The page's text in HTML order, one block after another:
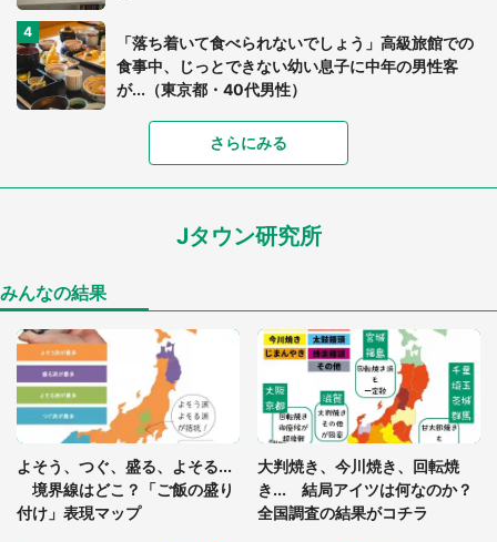
「落ち着いて食べられないでしょう」高級旅館での
食事中、じっとできない幼い息子に中年の男性客
が...（東京都・40代男性）
「富豪すぎ」1歳息子の〝店頭駄々こね〟の内容に1.
7万人驚がく 「お菓子売り場ならまだしも...」「ハ
ードル高い」
あまりにも四角すぎる猫、激写される 「これもう
「閉所恐怖症の私は新幹線で大パニック。隣席の青
年に『手を繋いで』とお願いしたら...」 体験談に
8万人感動
グっちゃってた〝野生の野菜〟に6.5万人戦慄
さらにみる
Jタウン研究所
みんなの結果
よそう、つぐ、盛る、よそる...
境界線はどこ？「ご飯の盛り
付け」表現マップ
大判焼き、今川焼き、回転焼
き... 結局アイツは何なのか？
全国調査の結果がコチラ